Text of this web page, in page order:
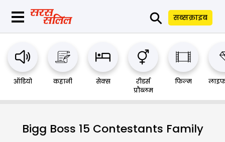
⚲ सब्सक्राइब
ऑडियो कहानी सेक्स
रीडर्स
प्रौब्लम
फिल्म
Bigg Boss 15 Contestants Family